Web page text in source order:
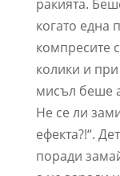
ракията.
когато една
компресите
колики и
мисъл беше
Не се ли
ефекта?!“.
поради